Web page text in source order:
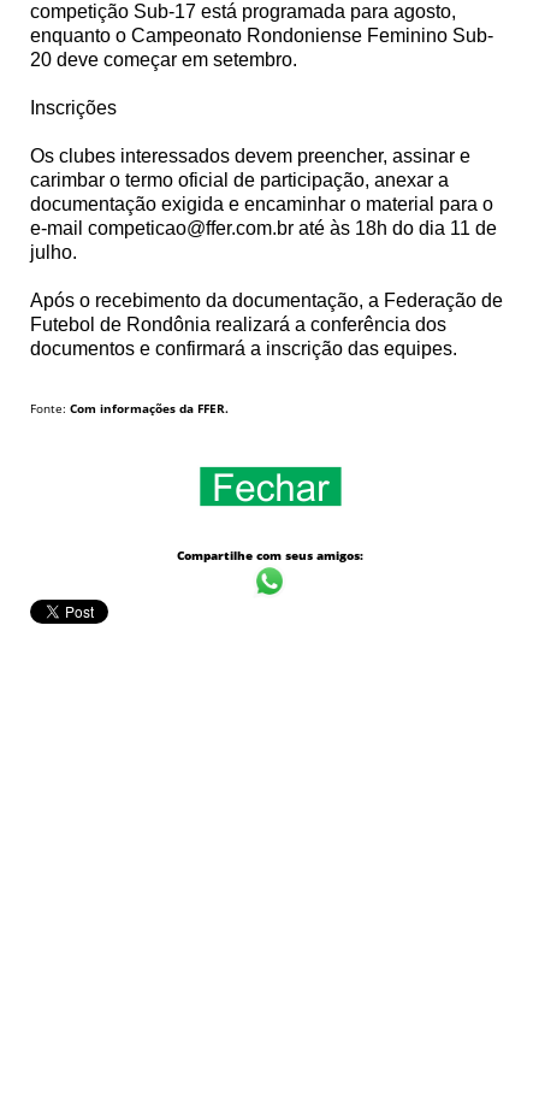
competição Sub-17 está programada para agosto,
enquanto o Campeonato Rondoniense Feminino Sub-
20 deve começar em setembro.
Inscrições
Os clubes interessados devem preencher, assinar e
carimbar o termo oficial de participação, anexar a
documentação exigida e encaminhar o material para o
e-mail competicao@ffer.com.br até às 18h do dia 11 de
julho.
Após o recebimento da documentação, a Federação de
Futebol de Rondônia realizará a conferência dos
documentos e confirmará a inscrição das equipes.
Fonte: Com informações da FFER.
Compartilhe com seus amigos: